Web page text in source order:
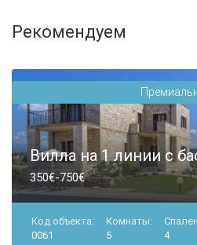
Рекомендуем
Вилла на 1 линии с
350€-750€
Код объекта:
0061
Комнаты:
5
4